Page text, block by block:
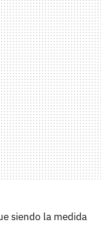
siendo la medida